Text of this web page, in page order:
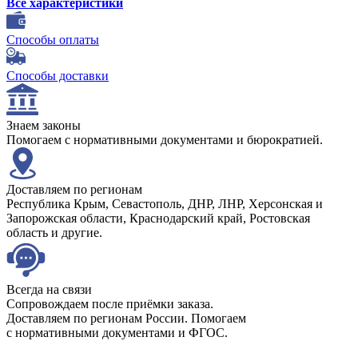
Способы оплаты
Способы доставки
Знаем законы
Помогаем с нормативными документами и бюрократией.
Доставляем по регионам
Республика Крым, Севастополь, ДНР, ЛНР, Херсонская и
Запорожская области, Краснодарский край, Ростовская
область и другие.
Всегда на связи
Сопровождаем после приёмки заказа.
Доставляем по регионам России. Помогаем
с нормативными документами и ФГОС.